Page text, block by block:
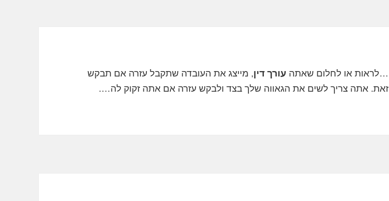
…לראות או לחלום שאתה עורך דין, מייצג את העובדה שתקבל עזרה אם תבקש
זאת. אתה צריך לשים את הגאווה שלך בצד ולבקש עזרה אם אתה זקוק לה….